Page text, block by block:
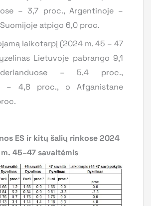
– 3,7 proc., Argentinoje –
atpigo 6,0 proc.
laikotarpį (2024 m. 45 – 47
Lietuvoje pabrango 9,1
– 5,4 proc.,
– 4,8 proc., o Afganistane
ES ir kitų šalių rinkose 2024
m. 45–47 savaitėmis